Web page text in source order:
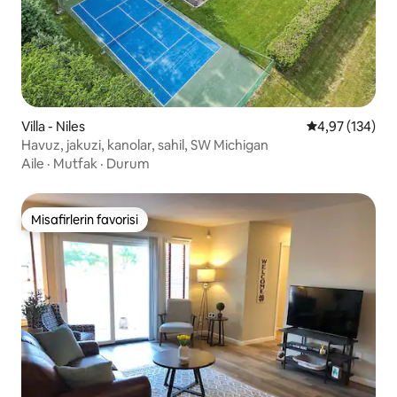
Villa - Niles 5 üzerinden
4,97 (134)
Havuz, jakuzi, kanolar, sahil, SW Michigan
Aile · Mutfak · Durum
Misafirlerin favorisi
Misafirlerin favorisi